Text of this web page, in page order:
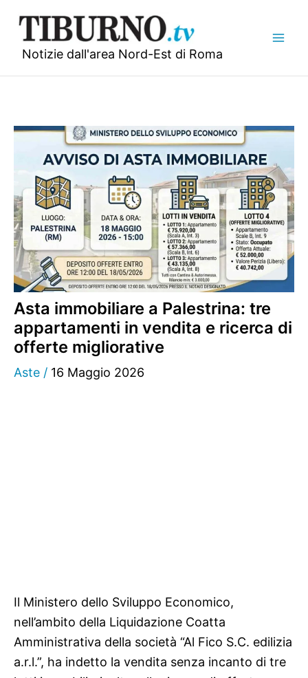
contenuto
Notizie dall'area Nord-Est di Roma
Asta immobiliare a Palestrina: tre
appartamenti in vendita e ricerca di
offerte migliorative
Aste / 16 Maggio 2026
Il Ministero dello Sviluppo Economico,
nell’ambito della Liquidazione Coatta
Amministrativa della società “Al Fico S.C. edilizia
a.r.l.”, ha indetto la vendita senza incanto di tre